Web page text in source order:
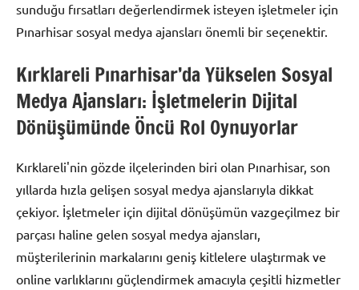
sunduğu fırsatları değerlendirmek isteyen işletmeler için
Pınarhisar sosyal medya ajansları önemli bir seçenektir.
Kırklareli Pınarhisar’da Yükselen Sosyal
Medya Ajansları: İşletmelerin Dijital
Dönüşümünde Öncü Rol Oynuyorlar
Kırklareli'nin gözde ilçelerinden biri olan Pınarhisar, son
yıllarda hızla gelişen sosyal medya ajanslarıyla dikkat
çekiyor. İşletmeler için dijital dönüşümün vazgeçilmez bir
parçası haline gelen sosyal medya ajansları,
müşterilerinin markalarını geniş kitlelere ulaştırmak ve
online varlıklarını güçlendirmek amacıyla çeşitli hizmetler